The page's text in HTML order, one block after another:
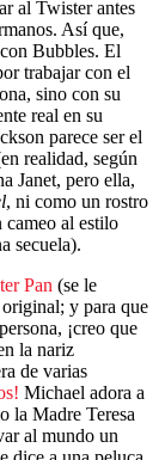
al Twister antes
Así que,
Bubbles. El
trabajar con el
sino con su
real en su
parece ser el
realidad, según
Janet, pero ella,
, ni como un rostro
cameo al estilo
secuela).
Pan (se le
original; y para que
¡creo que
la nariz
de varias
Michael adora a
la Madre Teresa
al mundo un